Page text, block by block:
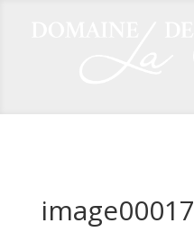
image00017